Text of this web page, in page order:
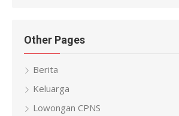
Other Pages
Berita
Keluarga
Lowongan CPNS